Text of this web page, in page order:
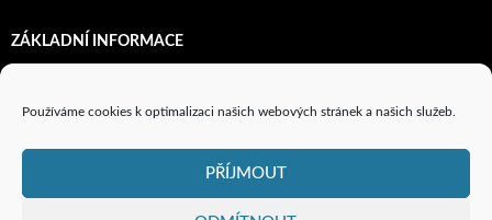
Používáme cookies k optimalizaci našich webových stránek a našich služeb.
PŘÍJMOUT
ZÁKLADNÍ INFORMACE